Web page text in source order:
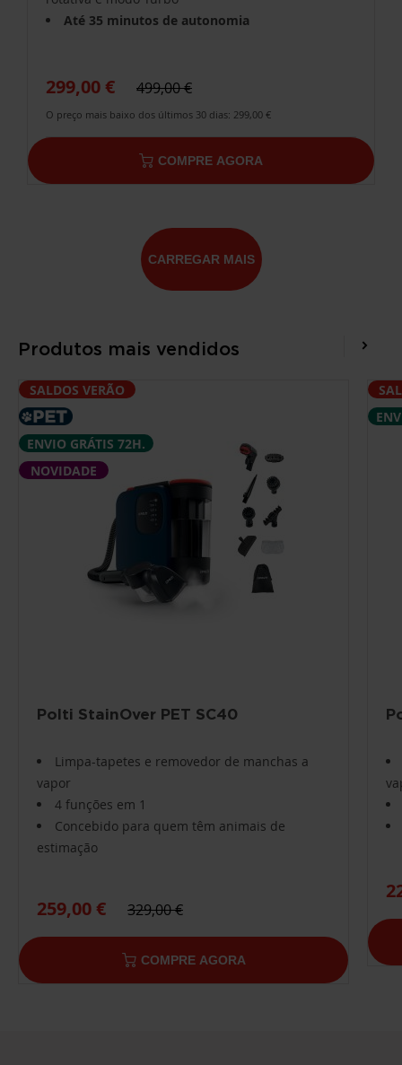
Até 35 minutos de autonomia
299,00 € 499,00 €
O preço mais baixo dos últimos 30 dias: 299,00 €
COMPRE AGORA
CARREGAR MAIS
Produtos mais vendidos
SALDOS VERÃO
ENVIO GRÁTIS 72H.
NOVIDADE
Polti StainOver PET SC40
Limpa-tapetes e removedor de manchas a
vapor
4 funções em 1
Concebido para quem têm animais de
estimação
259,00 € 329,00 €
COMPRE AGORA